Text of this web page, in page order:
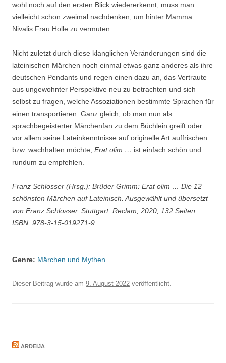
wohl noch auf den ersten Blick wiedererkennt, muss man
vielleicht schon zweimal nachdenken, um hinter Mamma
Nivalis Frau Holle zu vermuten.
Nicht zuletzt durch diese klanglichen Veränderungen sind die
lateinischen Märchen noch einmal etwas ganz anderes als ihre
deutschen Pendants und regen einen dazu an, das Vertraute
aus ungewohnter Perspektive neu zu betrachten und sich
selbst zu fragen, welche Assoziationen bestimmte Sprachen für
einen transportieren. Ganz gleich, ob man nun als
sprachbegeisterter Märchenfan zu dem Büchlein greift oder
vor allem seine Lateinkenntnisse auf originelle Art auffrischen
bzw. wachhalten möchte, Erat olim … ist einfach schön und
rundum zu empfehlen.
Franz Schlosser (Hrsg.): Brüder Grimm: Erat olim … Die 12
schönsten Märchen auf Lateinisch. Ausgewählt und übersetzt
von Franz Schlosser. Stuttgart, Reclam, 2020, 132 Seiten.
ISBN: 978-3-15-019271-9
Genre: Märchen und Mythen
Dieser Beitrag wurde am 9. August 2022 veröffentlicht.
ARDEIJA